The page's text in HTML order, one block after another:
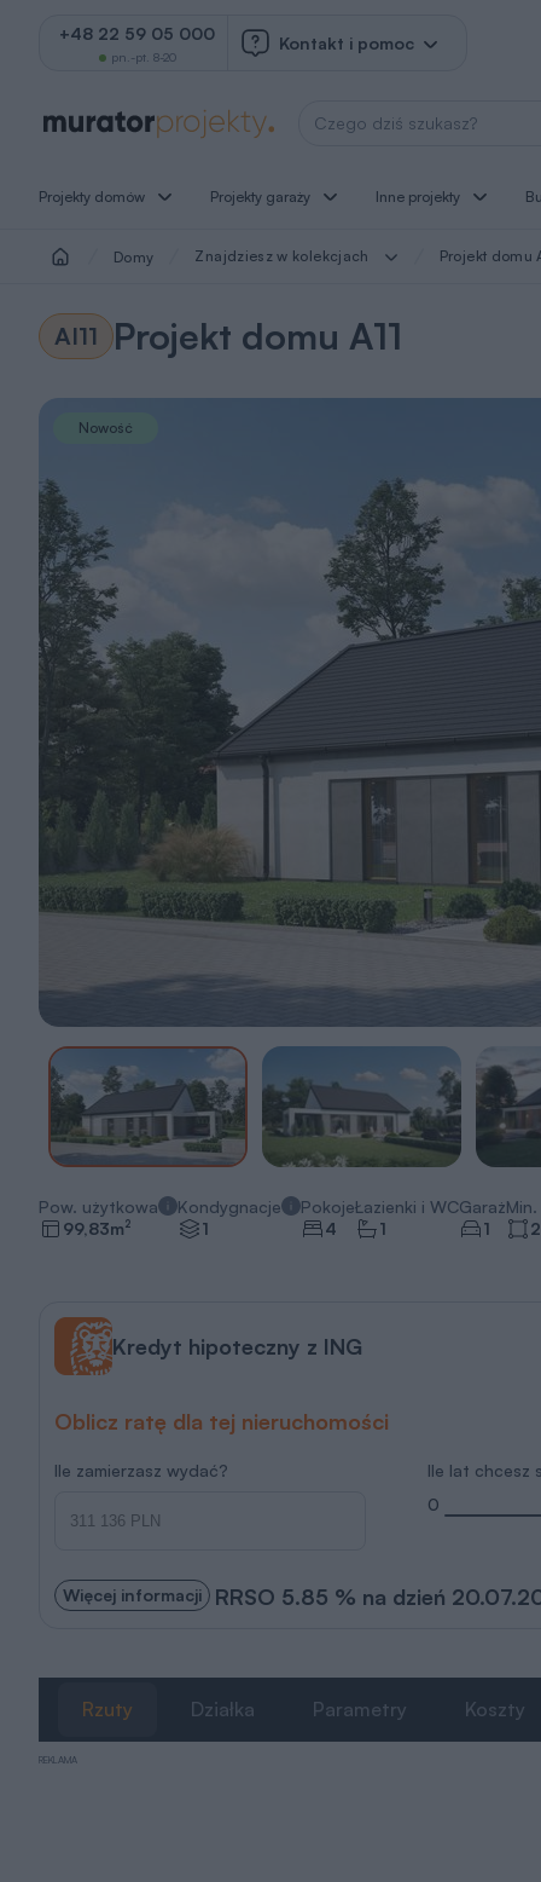
+48 22 59 05 000
pn.-pt. 8-20
Kontakt i pomoc
Wyszukaj projekt
Projekty domów Projekty garaży Inne projekty
Domy Znajdziesz w kolekcjach Projekt domu
AI11 Projekt domu A11
Nowość
Pow. użytkowa
99,83m2
Kondygnacje
1
Pokoje
4
Łazienki i WC
1
Garaż
1
Min.
Kredyt hipoteczny z ING
Oblicz ratę dla tej nieruchomości
Ile zamierzasz wydać?
Ile lat chcesz
0
Więcej informacji RRSO 5.85 % na dzień
Rzuty Działka Parametry Koszty
REKLAMA